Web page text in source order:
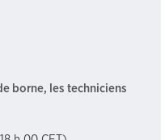
borne, les techniciens